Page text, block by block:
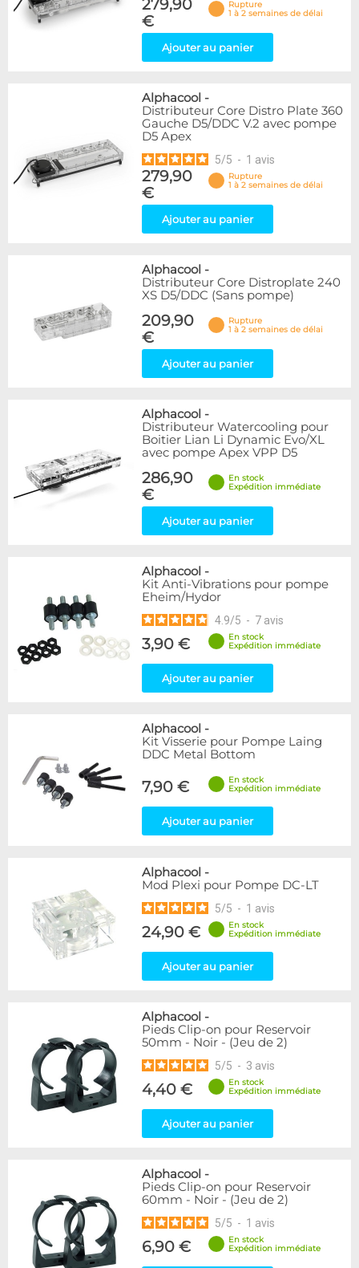
279,90
€
Rupture
1 à 2 semaines de délai
Ajouter au panier
Alphacool -
Distributeur Core Distro Plate 360
Gauche D5/DDC V.2 avec pompe
D5 Apex
5/5 - 1 avis
279,90
€
Rupture
1 à 2 semaines de délai
Ajouter au panier
Alphacool -
Distributeur Core Distroplate 240
XS D5/DDC (Sans pompe)
209,90
€
Rupture
1 à 2 semaines de délai
Ajouter au panier
Alphacool -
Distributeur Watercooling pour
Boitier Lian Li Dynamic Evo/XL
avec pompe Apex VPP D5
286,90
€
En stock
Expédition immédiate
Ajouter au panier
Alphacool -
Kit Anti-Vibrations pour pompe
Eheim/Hydor
4.9/5 - 7 avis
3,90 €
En stock
Expédition immédiate
Ajouter au panier
Alphacool -
Kit Visserie pour Pompe Laing
DDC Metal Bottom
7,90 €
En stock
Expédition immédiate
Ajouter au panier
Alphacool -
Mod Plexi pour Pompe DC-LT
5/5 - 1 avis
24,90 €
En stock
Expédition immédiate
Ajouter au panier
Alphacool -
Pieds Clip-on pour Reservoir
50mm - Noir - (Jeu de 2)
5/5 - 3 avis
4,40 €
En stock
Expédition immédiate
Ajouter au panier
Alphacool -
Pieds Clip-on pour Reservoir
60mm - Noir - (Jeu de 2)
5/5 - 1 avis
6,90 €
En stock
Expédition immédiate